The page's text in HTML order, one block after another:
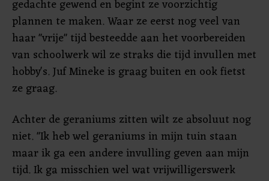
gedachte gewend en begint ze voorzichtig
plannen te maken. Waar ze eerst nog veel van
haar "vrije" tijd besteedde aan het voorbereiden
van schoolwerk wil ze straks die tijd invullen met
hobby's. Juf Mineke is graag buiten en ook fietst
ze graag.
Achter de geraniums zitten wilt ze absoluut nog
niet. "Ik heb wel geraniums in mijn tuin staan
maar ik ga een andere invulling geven aan mijn
tijd. Ik ga misschien wel wat vrijwilligerswerk